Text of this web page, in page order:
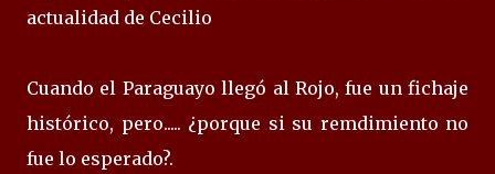
actualidad de Cecilio
Cuando el Paraguayo llegó al Rojo, fue un fichaje
histórico, pero..... ¿porque si su remdimiento no
fue lo esperado?.